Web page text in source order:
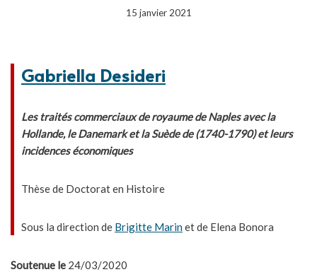
15 janvier 2021
Gabriella Desideri
Les traités commerciaux de royaume de Naples avec la
Hollande, le Danemark et la Suède de (1740-1790) et leurs
incidences économiques
Thèse de Doctorat en Histoire
Sous la direction de Brigitte Marinet de Elena Bonora
Soutenue le 24/03/2020